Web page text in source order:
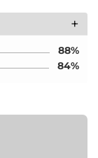
+
88%
84%